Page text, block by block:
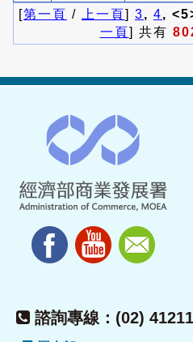
[第一頁 / 上一頁] 3, 4,
一頁] 共有
諮詢專線：(02)